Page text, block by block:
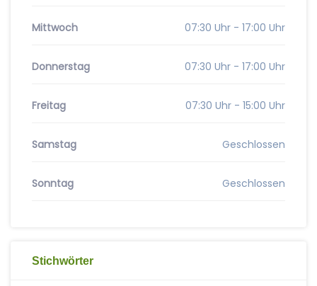
Mittwoch 07:30 Uhr - 17:00 Uhr
Donnerstag 07:30 Uhr - 17:00 Uhr
Freitag 07:30 Uhr - 15:00 Uhr
Samstag Geschlossen
Sonntag Geschlossen
Stichwörter